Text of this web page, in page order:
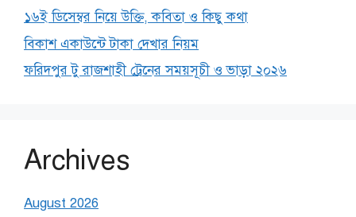
১৬ই ডিসেম্বর নিয়ে উক্তি, কবিতা ও কিছু কথা
বিকাশ একাউন্টে টাকা দেখার নিয়ম
ফরিদপুর টু রাজশাহী ট্রেনের সময়সূচী ও ভাড়া ২০২৬
Archives
August 2026